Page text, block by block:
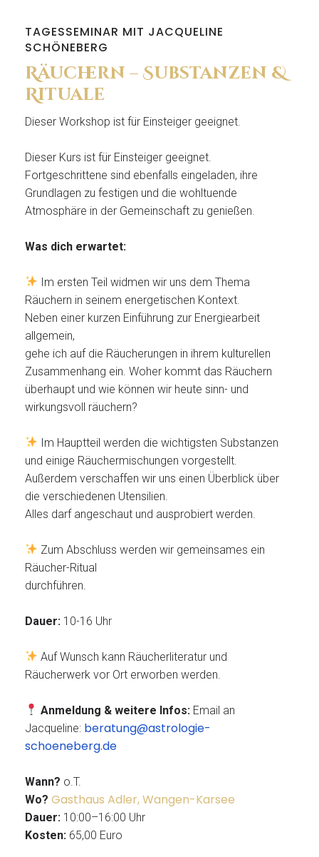
TAGESSEMINAR MIT JACQUELINE
SCHÖNEBERG
Räuchern – Substanzen &
Rituale
Dieser Workshop ist für Einsteiger geeignet.
Dieser Kurs ist für Einsteiger geeignet.
Fortgeschrittene sind ebenfalls eingeladen, ihre
Grundlagen zu festigen und die wohltuende
Atmosphäre in der Gemeinschaft zu genießen.
Was dich erwartet:
Im ersten Teil widmen wir uns dem Thema
Räuchern in seinem energetischen Kontext.
Neben einer kurzen Einführung zur Energiearbeit
allgemein,
gehe ich auf die Räucherungen in ihrem kulturellen
Zusammenhang ein. Woher kommt das Räuchern
überhaupt und wie können wir heute sinn- und
wirkungsvoll räuchern?
Im Hauptteil werden die wichtigsten Substanzen
und einige Räuchermischungen vorgestellt.
Außerdem verschaffen wir uns einen Überblick über
die verschiedenen Utensilien.
Alles darf angeschaut und ausprobiert werden.
Zum Abschluss werden wir gemeinsames ein
Räucher-Ritual
durchführen.
Dauer: 10-16 Uhr
Auf Wunsch kann Räucherliteratur und
Räucherwerk vor Ort erworben werden.
Anmeldung & weitere Infos: Email an
Jacqueline: beratung@astrologie-
schoeneberg.de
Wann? o.T.
Wo? Gasthaus Adler, Wangen-Karsee
Dauer: 10:00–16:00 Uhr
Kosten: 65,00 Euro